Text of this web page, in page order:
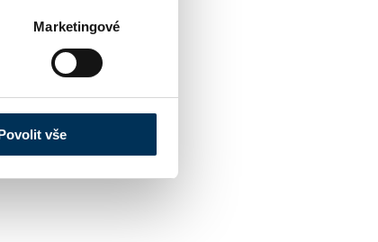
Marketingové
vše